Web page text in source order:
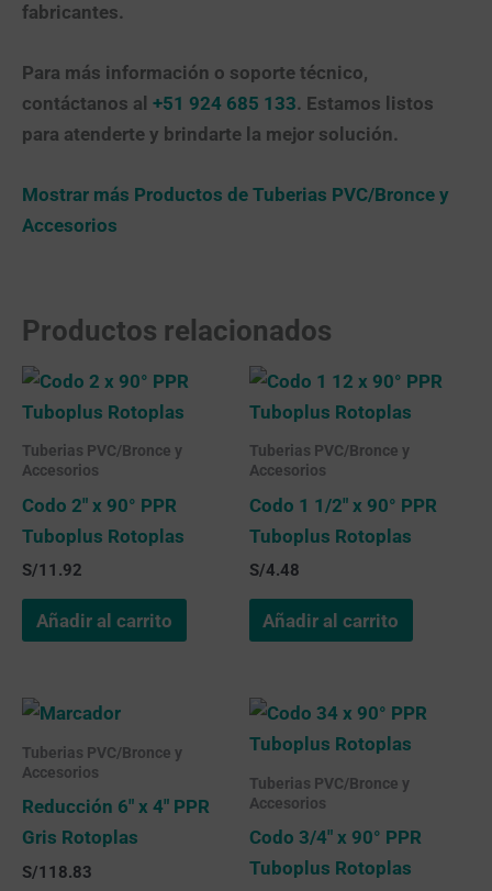
fabricantes.
Para más información o soporte técnico,
contáctanos al +51 924 685 133. Estamos listos
para atenderte y brindarte la mejor solución.
Mostrar más Productos de Tuberias PVC/Bronce y
Accesorios
Productos relacionados
Tuberias PVC/Bronce y
Accesorios
Codo 2″ x 90° PPR
Tuboplus Rotoplas
S/11.92
Añadir al carrito
Tuberias PVC/Bronce y
Accesorios
Codo 1 1/2″ x 90° PPR
Tuboplus Rotoplas
S/4.48
Añadir al carrito
Tuberias PVC/Bronce y
Accesorios
Reducción 6″ x 4″ PPR
Gris Rotoplas
S/118.83
Tuberias PVC/Bronce y
Accesorios
Codo 3/4″ x 90° PPR
Tuboplus Rotoplas